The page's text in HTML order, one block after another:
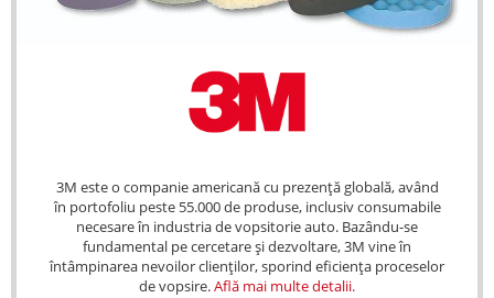
3M este o companie americană cu prezență globală, având
în portofoliu peste 55.000 de produse, inclusiv consumabile
necesare în industria de vopsitorie auto. Bazându-se
fundamental pe cercetare și dezvoltare, 3M vine în
întâmpinarea nevoilor clienților, sporind eficiența proceselor
de vopsire.Află mai multe detalii.